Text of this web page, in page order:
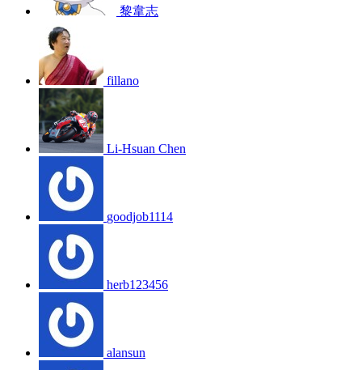
黎韋志
fillano
Li-Hsuan Chen
goodjob1114
herb123456
alansun